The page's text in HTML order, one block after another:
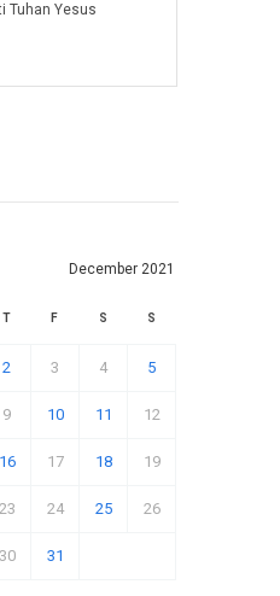
Tuhan Yesus
December 2021
T F S S
2 3 4 5
9 10 11 12
16 17 18 19
23 24 25 26
30 31